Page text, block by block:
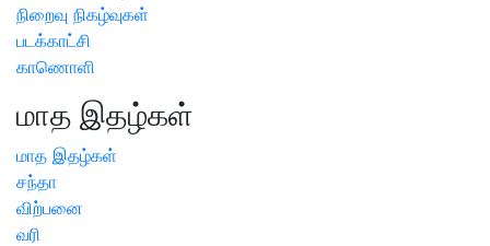
நிறைவு நிகழ்வுகள்
படக்காட்சி
காணொளி
மாத இதழ்கள்
மாத இதழ்கள்
சந்தா
விற்பனை
வரி